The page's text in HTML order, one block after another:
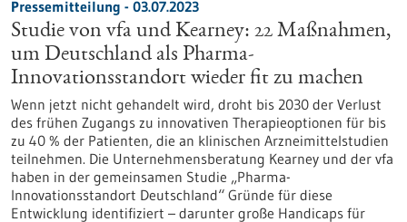
Pressemitteilung - 03.07.2023
Studie von vfa und Kearney: 22 Maßnahmen,
um Deutschland als Pharma-
Innovationsstandort wieder fit zu machen
Wenn jetzt nicht gehandelt wird, droht bis 2030 der Verlust
des frühen Zugangs zu innovativen Therapieoptionen für bis
zu 40 % der Patienten, die an klinischen Arzneimittelstudien
teilnehmen. Die Unternehmensberatung Kearney und der vfa
haben in der gemeinsamen Studie „Pharma-
Innovationsstandort Deutschland“ Gründe für diese
Entwicklung identifiziert – darunter große Handicaps für